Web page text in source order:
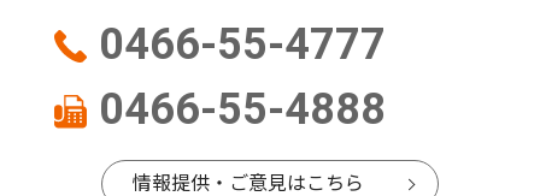
0466-55-4777
0466-55-4888
情報提供・ご意見はこちら